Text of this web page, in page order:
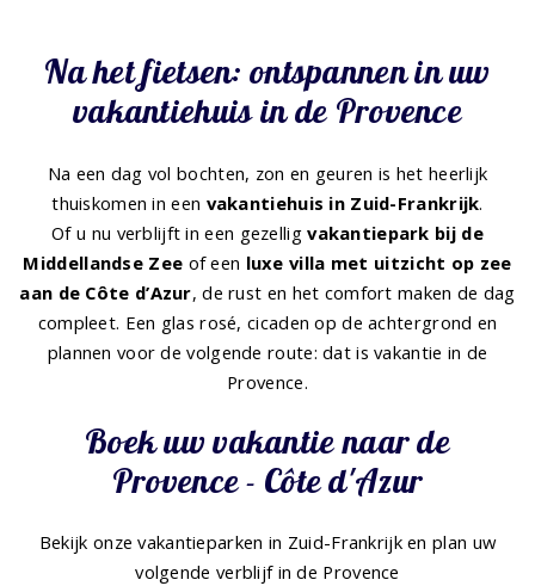
Na het fietsen: ontspannen in uw
vakantiehuis in de Provence
Na een dag vol bochten, zon en geuren is het heerlijk
thuiskomen in een vakantiehuis in Zuid-Frankrijk.
Of u nu verblijft in een gezelligvakantiepark bij de
Middellandse Zee of een luxevilla met uitzicht op zee
aan de Côte d’Azur, de rust en het comfort maken de dag
compleet. Een glas rosé, cicaden op de achtergrond en
plannen voor de volgende route: dat is vakantie in de
Provence.
Boek uw vakantie naar de
Provence - Côte d'Azur
Bekijk onze vakantieparken in Zuid-Frankrijk en plan uw
volgende verblijf in de Provence